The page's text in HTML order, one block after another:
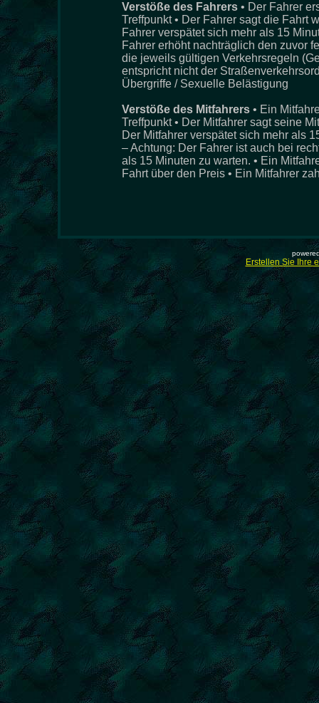
Verstöße des Fahrers • Der Fahrer
Treffpunkt • Der Fahrer sagt die Fahrt
Fahrer verspätet sich mehr als 15
Fahrer erhöht nachträglich den zuvor
die jeweils gültigen Verkehrsregeln
entspricht nicht der
Übergriffe / Sexuelle Belästigung
Verstöße des Mitfahrers • Ein
Treffpunkt • Der Mitfahrer sagt seine
Der Mitfahrer verspätet sich mehr als
– Achtung: Der Fahrer ist auch bei
als 15 Minuten zu warten. • Ein
Fahrt über den Preis • Ein Mitfahrer
Erstellen Sie Ihre